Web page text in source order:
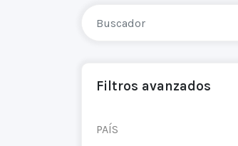
Filtros avanzados
PAÍS